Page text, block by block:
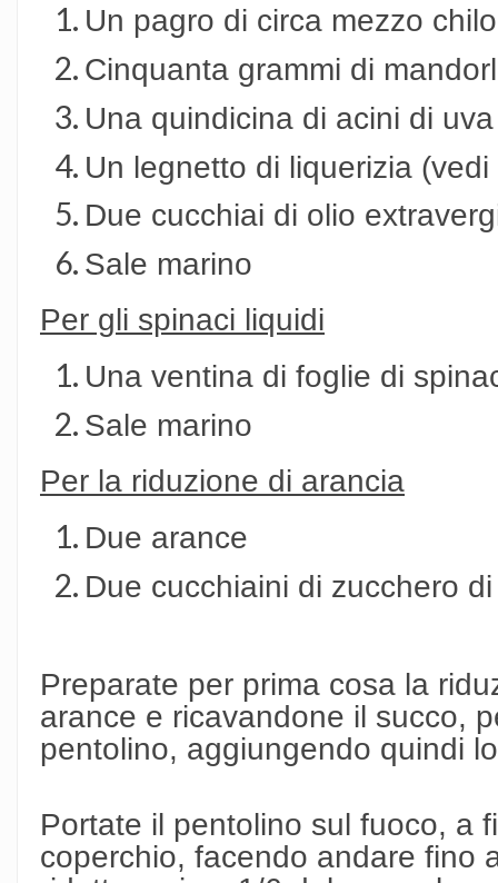
Un pagro di circa mezzo chilo
Cinquanta grammi di
Una quindicina di acini di
Un legnetto di liquerizia
Due cucchiai di olio
Sale marino
Per gli spinaci liquidi
Una ventina di foglie di
Sale marino
Per la riduzione di arancia
Due arance
Due cucchiaini di zucchero
Preparate per prima cosa la
arance e ricavandone il succo,
pentolino, aggiungendo quindi
Portate il pentolino sul fuoco, a
coperchio, facendo andare fino